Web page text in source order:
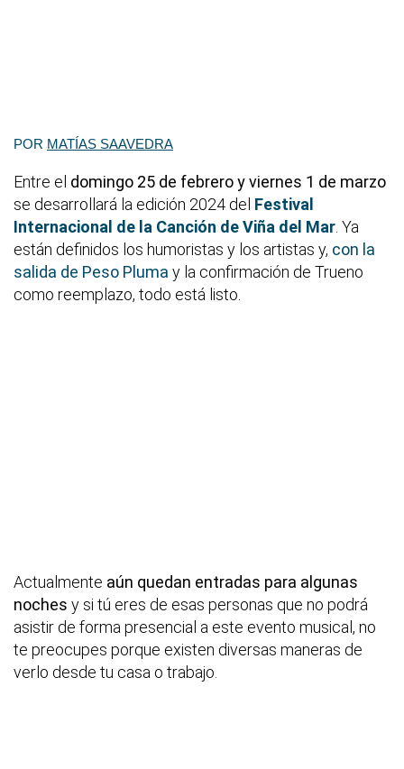
POR MATÍAS SAAVEDRA
Entre el domingo 25 de febrero y viernes 1 de marzo
se desarrollará la edición 2024 del Festival
Internacional de la Canción de Viña del Mar . Ya
están definidos los humoristas y los artistas y, con la
salida de Peso Pluma y la confirmación de Trueno
como reemplazo, todo está listo.
Actualmente aún quedan entradas para algunas
noches y si tú eres de esas personas que no podrá
asistir de forma presencial a este evento musical, no
te preocupes porque existen diversas maneras de
verlo desde tu casa o trabajo.